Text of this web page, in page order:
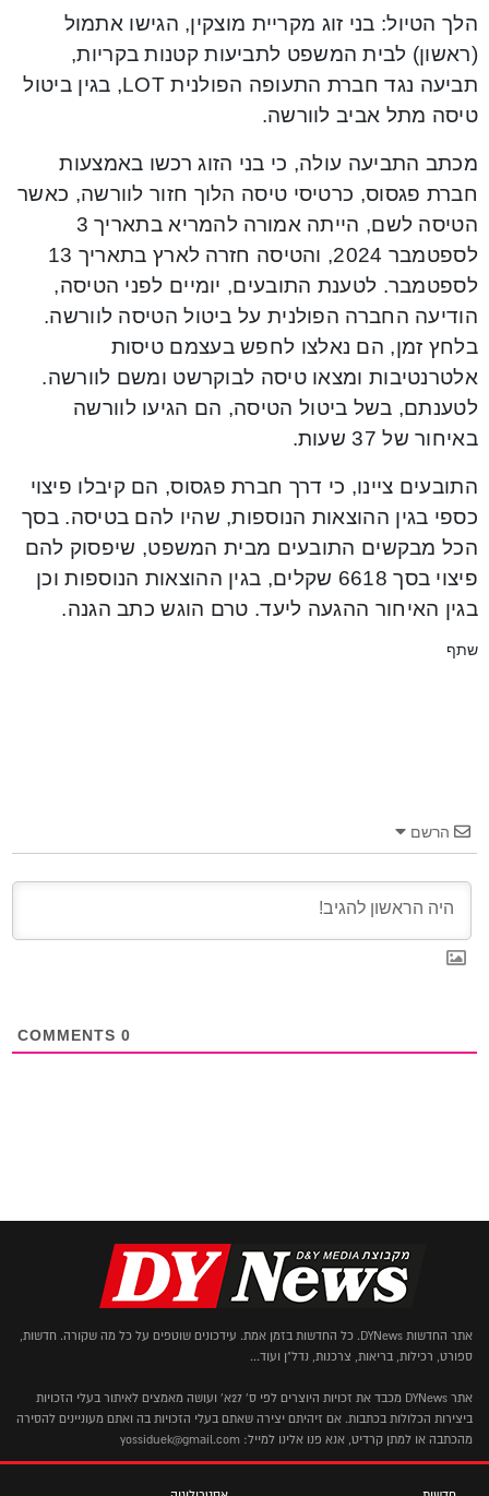
הלך הטיול: בני זוג מקריית מוצקין, הגישו אתמול
(ראשון) לבית המשפט לתביעות קטנות בקריות,
תביעה נגד חברת התעופה הפולנית LOT, בגין ביטול
טיסה מתל אביב לוורשה.
מכתב התביעה עולה, כי בני הזוג רכשו באמצעות
חברת פגסוס, כרטיסי טיסה הלוך חזור לוורשה, כאשר
הטיסה לשם, הייתה אמורה להמריא בתאריך 3
לספטמבר 2024, והטיסה חזרה לארץ בתאריך 13
לספטמבר. לטענת התובעים, יומיים לפני הטיסה,
הודיעה החברה הפולנית על ביטול הטיסה לוורשה.
בלחץ זמן, הם נאלצו לחפש בעצמם טיסות
אלטרנטיבות ומצאו טיסה לבוקרשט ומשם לוורשה.
לטענתם, בשל ביטול הטיסה, הם הגיעו לוורשה
באיחור של 37 שעות.
התובעים ציינו, כי דרך חברת פגסוס, הם קיבלו פיצוי
כספי בגין ההוצאות הנוספות, שהיו להם בטיסה. בסך
הכל מבקשים התובעים מבית המשפט, שיפסוק להם
פיצוי בסך 6618 שקלים, בגין ההוצאות הנוספות וכן
בגין האיחור ההגעה ליעד. טרם הוגש כתב הגנה.
שתף
הרשם
0
אתר החדשות DYNews. כל החדשות בזמן אמת. עידכונים שוטפים על כל מה שקורה. חדשות,
ספורט, רכילות, בריאות, צרכנות, נדל"ן ועוד...
אתר DYNews מכבד את זכויות היוצרים לפי ס' 27א' ועושה מאמצים לאיתור בעלי הזכויות
ביצירות הכלולות בכתבות. אם זיהיתם יצירה שאתם בעלי הזכויות בה ואתם מעוניינים להסירה
מהכתבה או למתן קרדיט, אנא פנו אלינו למייל: yossiduek@gmail.com